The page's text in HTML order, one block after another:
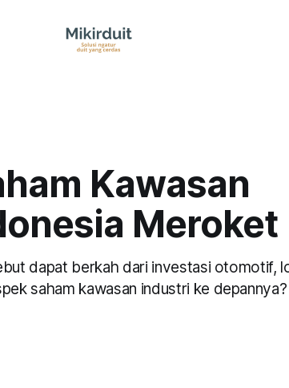
Kawasan
Meroket
dapat berkah dari investasi otomotif,
saham kawasan industri ke depannya?